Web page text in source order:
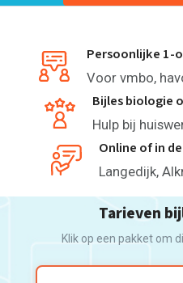
Persoonlijke 1-
Voor vmbo,
Bijles biologie
Hulp bij
Online of in
Langedijk,
Tarieven
Klik op een pakket om